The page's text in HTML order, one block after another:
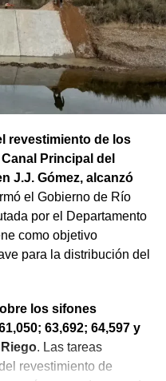
revestimiento de los
Principal del
J.J. Gómez, alcanzó
el Gobierno de Río
por el Departamento
como objetivo
para la distribución del
los sifones
63,692; 64,597 y
. Las tareas
revestimiento de